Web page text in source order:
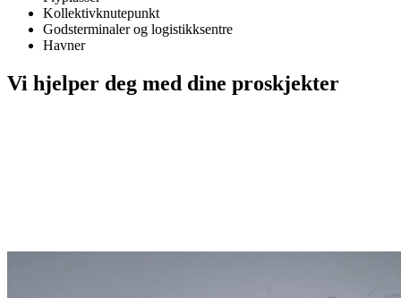
Kollektivknutepunkt
Godsterminaler og logistikksentre
Havner
Vi hjelper deg med dine proskjekter